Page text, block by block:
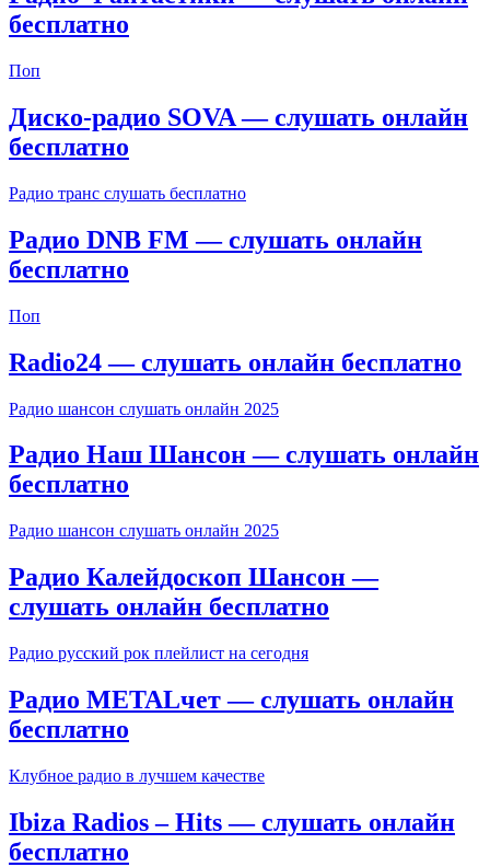
бесплатно
Поп
Диско-радио SOVA — слушать онлайн
бесплатно
Радио транс слушать бесплатно
Радио DNB FM — слушать онлайн
бесплатно
Поп
Radio24 — слушать онлайн бесплатно
Радио шансон слушать онлайн 2025
Радио Наш Шансон — слушать онлайн
бесплатно
Радио шансон слушать онлайн 2025
Радио Калейдоскоп Шансон —
слушать онлайн бесплатно
Радио русский рок плейлист на сегодня
Радио METALчет — слушать онлайн
бесплатно
Клубное радио в лучшем качестве
Ibiza Radios – Hits — слушать онлайн
бесплатно